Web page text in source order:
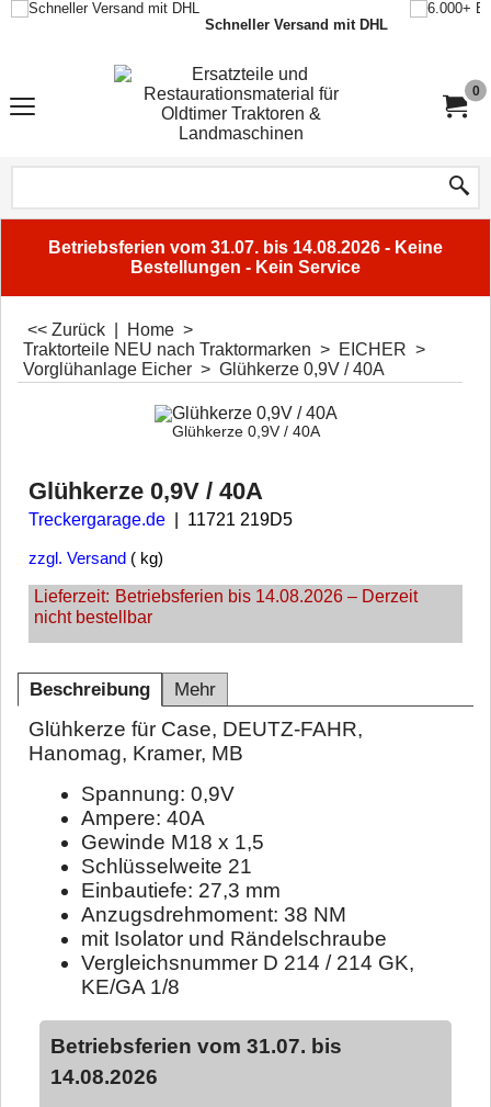
Schneller Versand mit DHL
0
Betriebsferien vom 31.07. bis 14.08.2026 - Keine
Bestellungen - Kein Service
<< Zurück Home >
Traktorteile NEU nach Traktormarken > EICHER >
Vorglühanlage Eicher > Glühkerze 0,9V / 40A
Glühkerze 0,9V / 40A
Glühkerze 0,9V / 40A
Treckergarage.de 11721 219D5
zzgl. Versand kg
Lieferzeit: Betriebsferien bis 14.08.2026 – Derzeit
nicht bestellbar
Beschreibung Mehr
Glühkerze für Case, DEUTZ-FAHR,
Hanomag, Kramer, MB
Spannung: 0,9V
Ampere: 40A
Gewinde M18 x 1,5
Schlüsselweite 21
Einbautiefe: 27,3 mm
Anzugsdrehmoment: 38 NM
mit Isolator und Rändelschraube
Vergleichsnummer D 214 / 214 GK,
KE/GA 1/8
Betriebsferien vom 31.07. bis
14.08.2026